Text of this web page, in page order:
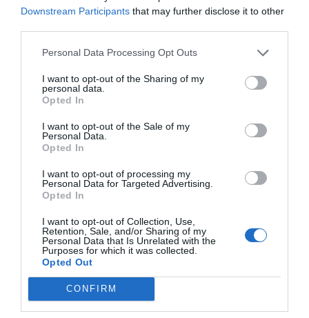
Downstream Participants that may further disclose it to other
Personal Data Processing Opt Outs
I want to opt-out of the Sharing of my
personal data.
Opted In
I want to opt-out of the Sale of my
Personal Data.
Opted In
I want to opt-out of processing my
Personal Data for Targeted Advertising.
Opted In
I want to opt-out of Collection, Use,
Retention, Sale, and/or Sharing of my
Personal Data that Is Unrelated with the
Purposes for which it was collected.
Opted Out
CONFIRM
Vernaisonà 2.03 km du point 16
Saint-Marcel-lès-Valenceà 1.95 km du point 17
à 1.47 km du point 18
à 3.55 km du point 18
à 1.27 km du point 20
à 5.55 km du point 20
Saint-Aunèsà 3.11 km du point 21
à 4.25 km du point 21
Castelnau-le-Lezà 4.06 km du point 21
à 3.86 km du point 24
à 1.79 km du point 24
Palavas-les-Flots à 5.28 km du point 25
Facebook Partager cette voie